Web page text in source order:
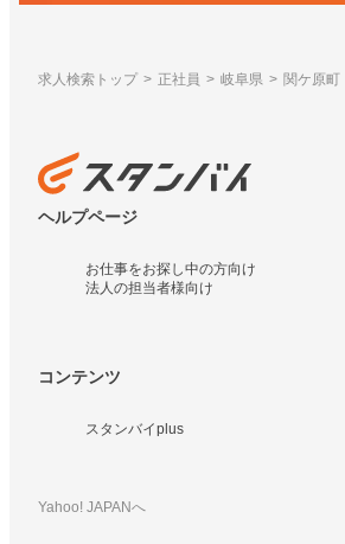
求人検索トップ 正社員 岐阜県 関ケ原町
ヘルプページ
お仕事をお探し中の方向け
法人の担当者様向け
コンテンツ
スタンバイplus
Yahoo! JAPANへ